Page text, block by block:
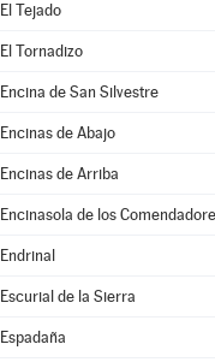
El Tejado
El Tornadizo
Encina de San Silvestre
Encinas de Abajo
Encinas de Arriba
Encinasola de los
Endrinal
Escurial de la Sierra
Espadaña